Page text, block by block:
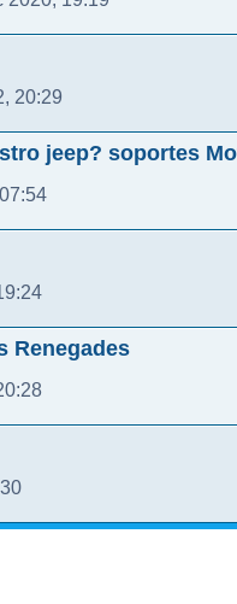
20:29
jeep? soportes
Renegades